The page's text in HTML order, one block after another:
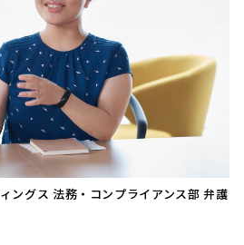
ングス 法務・コンプライアンス部 弁護